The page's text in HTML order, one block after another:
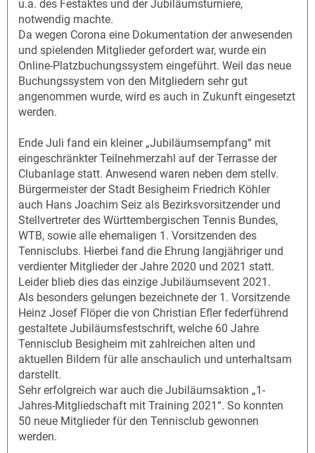
u.a. des Festaktes und der Jubiläumsturniere,
notwendig machte.
Da wegen Corona eine Dokumentation der anwesenden
und spielenden Mitglieder gefordert war, wurde ein
Online-Platzbuchungssystem eingeführt. Weil das neue
Buchungssystem von den Mitgliedern sehr gut
angenommen wurde, wird es auch in Zukunft eingesetzt
werden.
Ende Juli fand ein kleiner „Jubiläumsempfang“ mit
eingeschränkter Teilnehmerzahl auf der Terrasse der
Clubanlage statt. Anwesend waren neben dem stellv.
Bürgermeister der Stadt Besigheim Friedrich Köhler
auch Hans Joachim Seiz als Bezirksvorsitzender und
Stellvertreter des Württembergischen Tennis Bundes,
WTB, sowie alle ehemaligen 1. Vorsitzenden des
Tennisclubs. Hierbei fand die Ehrung langjähriger und
verdienter Mitglieder der Jahre 2020 und 2021 statt.
Leider blieb dies das einzige Jubiläumsevent 2021.
Als besonders gelungen bezeichnete der 1. Vorsitzende
Heinz Josef Flöper die von Christian Efler federführend
gestaltete Jubiläumsfestschrift, welche 60 Jahre
Tennisclub Besigheim mit zahlreichen alten und
aktuellen Bildern für alle anschaulich und unterhaltsam
darstellt.
Sehr erfolgreich war auch die Jubiläumsaktion „1-
Jahres-Mitgliedschaft mit Training 2021“. So konnten
50 neue Mitglieder für den Tennisclub gewonnen
werden.